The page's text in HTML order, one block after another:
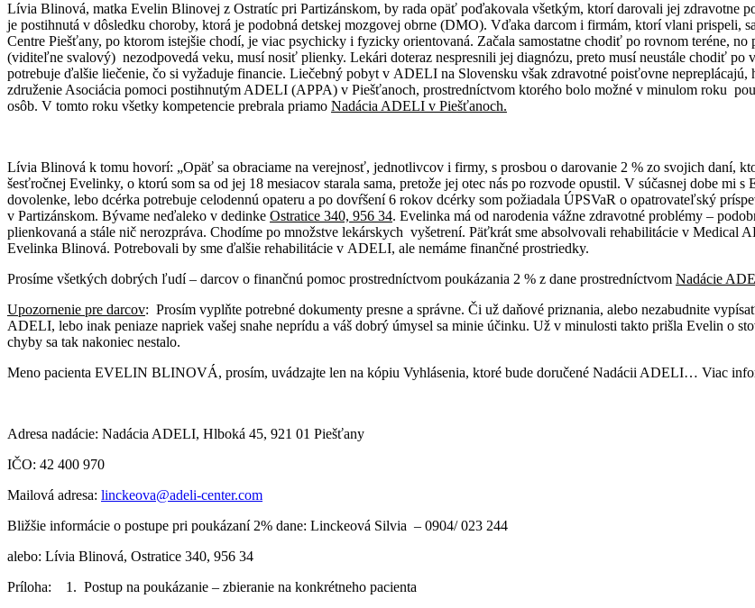
Lívia Blinová, matka Evelin Blinovej z Ostratíc pri Partizánskom, by rada opäť poďakovala všetkým, ktorí darovali jej zdravotne
je postihnutá v dôsledku choroby, ktorá je podobná detskej mozgovej obrne (DMO). Vďaka darcom i firmám, ktorí vlani
Centre Piešťany, po ktorom istejšie chodí, je viac psychicky i fyzicky orientovaná. Začala samostatne chodiť po rovnom teréne,
(viditeľne svalový) nezodpovedá veku, musí nosiť plienky. Lekári doteraz nespresnili jej diagnózu, preto musí neustále chodiť po
potrebuje ďalšie liečenie, čo si vyžaduje financie. Liečebný pobyt v ADELI na Slovensku však zdravotné poisťovne
združenie Asociácia pomoci postihnutým ADELI (APPA) v Piešťanoch, prostredníctvom ktorého bolo možné v minulom roku
osôb. V tomto roku všetky kompetencie prebrala priamo Nadácia ADELI v Piešťanoch.
Lívia Blinová k tomu hovorí: „Opäť sa obraciame na verejnosť, jednotlivcov i firmy, s prosbou o darovanie 2 % zo svojich daní,
šesťročnej Evelinky, o ktorú som sa od jej 18 mesiacov starala sama, pretože jej otec nás po rozvode opustil. V súčasnej dobe mi
dovolenke, lebo dcérka potrebuje celodennú opateru a po dovŕšení 6 rokov dcérky som požiadala ÚPSVaR o opatrovateľský
v Partizánskom. Bývame neďaleko v dedinke Ostratice 340, 956 34. Evelinka má od narodenia vážne zdravotné problémy –
plienkovaná a stále nič nerozpráva. Chodíme po množstve lekárskych vyšetrení. Päťkrát sme absolvovali rehabilitácie v Medical
Evelinka Blinová. Potrebovali by sme ďalšie rehabilitácie v ADELI, ale nemáme finančné prostriedky.
Prosíme všetkých dobrých ľudí – darcov o finančnú pomoc prostredníctvom poukázania 2 % z dane prostredníctvom Nadácie
Upozornenie pre darcov: Prosím vyplňte potrebné dokumenty presne a správne. Či už daňové priznania, alebo nezabudnite
ADELI, lebo inak peniaze napriek vašej snahe neprídu a váš dobrý úmysel sa minie účinku. Už v minulosti takto prišla Evelin o
chyby sa tak nakoniec nestalo.
Meno pacienta EVELIN BLINOVÁ, prosím, uvádzajte len na kópiu Vyhlásenia, ktoré bude doručené Nadácii ADELI… Viac
Adresa nadácie: Nadácia ADELI, Hlboká 45, 921 01 Piešťany
IČO: 42 400 970
Mailová adresa: linckeova@adeli-center.com
Bližšie informácie o postupe pri poukázaní 2% dane: Linckeová Silvia – 0904/ 023 244
alebo: Lívia Blinová, Ostratice 340, 956 34
Príloha: 1. Postup na poukázanie – zbieranie na konkrétneho pacienta